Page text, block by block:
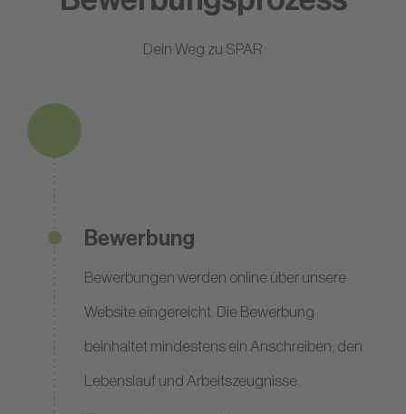
Dein Weg zu SPAR
Bewerbung
Bewerbungen werden online über unsere
Website eingereicht. Die Bewerbung
beinhaltet mindestens ein Anschreiben, den
Lebenslauf und Arbeitszeugnisse.